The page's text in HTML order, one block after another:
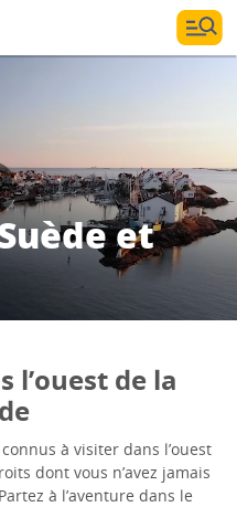
et
l’ouest de la
à visiter dans l’ouest
dont vous n’avez jamais
à l’aventure dans le